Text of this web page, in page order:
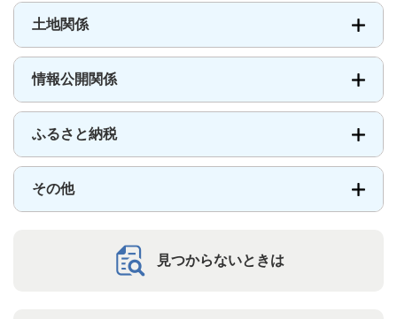
土地関係
情報公開関係
ふるさと納税
その他
見つからないときは